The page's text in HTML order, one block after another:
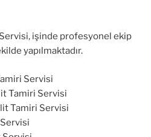
işinde profesyonel ekip
yapılmaktadır.
Servisi
Tamiri Servisi
Tamiri Servisi